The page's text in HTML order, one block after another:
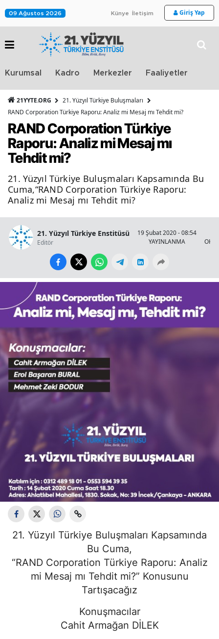
09 Ağustos 2026 Künye İletişim Giriş Yap
Kurumsal Kadro Merkezler Faaliyetler
21YYTE.ORG
21. Yüzyıl Türkiye Buluşmaları
RAND Corporation Türkiye Raporu: Analiz mi Mesaj mı Tehdit mi?
RAND Corporation Türkiye
Raporu: Analiz mi Mesaj mı
Tehdit mi?
21. Yüzyıl Türkiye Buluşmaları Kapsamında Bu
Cuma,“RAND Corporation Türkiye Raporu:
Analiz mi Mesaj mı Tehdit mi?
21. Yüzyıl Türkiye Enstitüsü
Editör
19 Şubat 2020 - 08:54
YAYINLANMA
21. Yüzyıl Türkiye Buluşmaları Kapsamında
Bu Cuma,
“RAND Corporation Türkiye Raporu: Analiz
mi Mesaj mı Tehdit mi?” Konusunu
Tartışacağız
Konuşmacılar
Cahit Armağan DİLEK